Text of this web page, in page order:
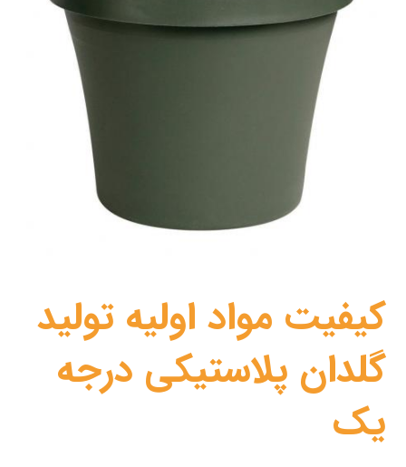
کیفیت مواد اولیه تولید
گلدان پلاستیکی درجه
یک